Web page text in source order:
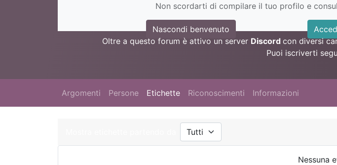
Non scordarti di compilare il tuo profilo e
Nascondi benvenuto
Oltre a questo forum è attivo un server Discord con diversi
Puoi iscriverti
Argomenti Persone Etichette Riconoscimenti Informazioni
Nessuna